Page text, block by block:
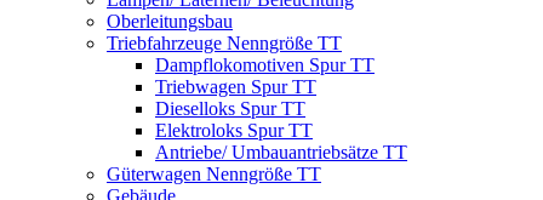
Oberleitungsbau
Triebfahrzeuge Nenngröße TT
Dampflokomotiven Spur TT
Triebwagen Spur TT
Dieselloks Spur TT
Elektroloks Spur TT
Antriebe/ Umbauantriebsätze TT
Güterwagen Nenngröße TT
Gebäude